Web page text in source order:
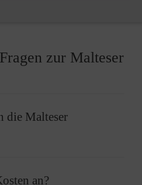
zur Malteser
die Malteser
Malteser Pflegebox
an?